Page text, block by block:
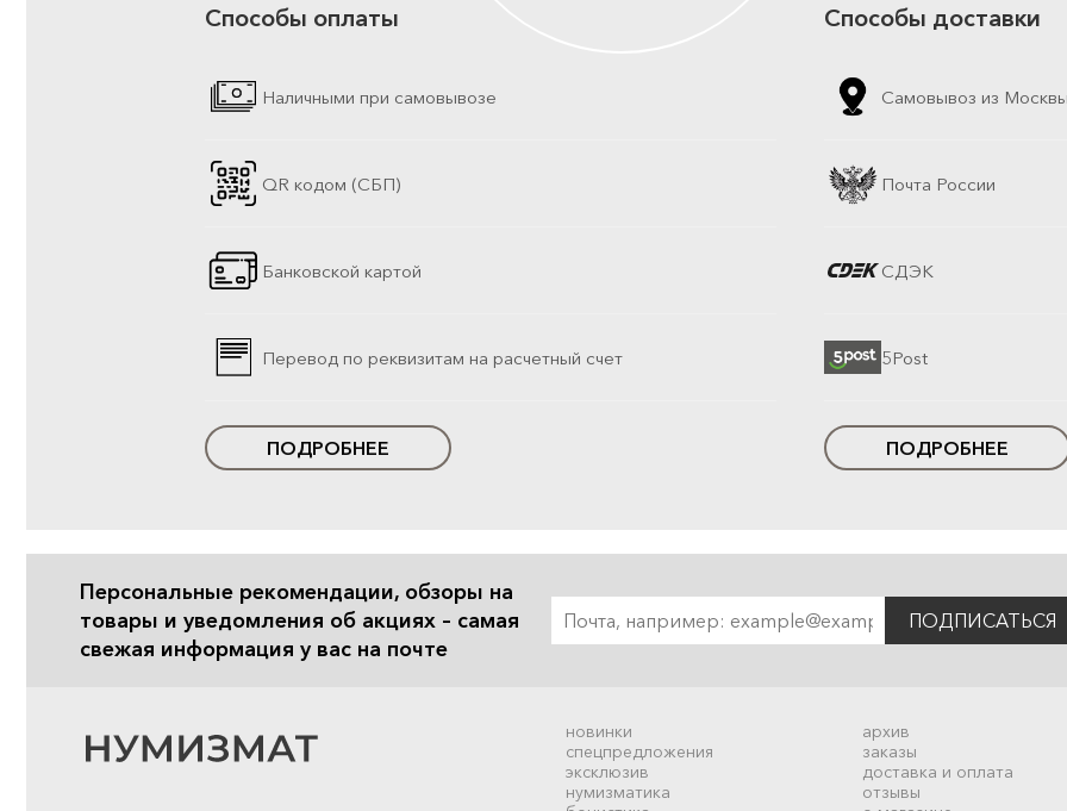
Способы оплаты
Наличными при самовывозе
QR кодом (СБП)
Банковской картой
Перевод по реквизитам на расчетный счет
ПОДРОБНЕЕ
Способы доставки
Самовывоз из
Почта России
СДЭК
5Post
ПОДРОБНЕЕ
Персональные рекомендации, обзоры на
товары и уведомления об акциях – самая
свежая информация у вас на почте
ПОДПИСАТЬСЯ
новинки
спецпредложения
эксклюзив
нумизматика
архив
заказы
доставка и оплата
отзывы